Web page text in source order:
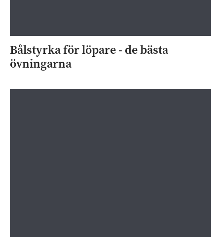
Bålstyrka för löpare - de bästa
övningarna